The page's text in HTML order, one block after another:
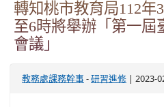
轉知桃市教育局112年
至6時將舉辦「第一屆
會議」
教務處課務幹事 - 研習進修 | 2023-